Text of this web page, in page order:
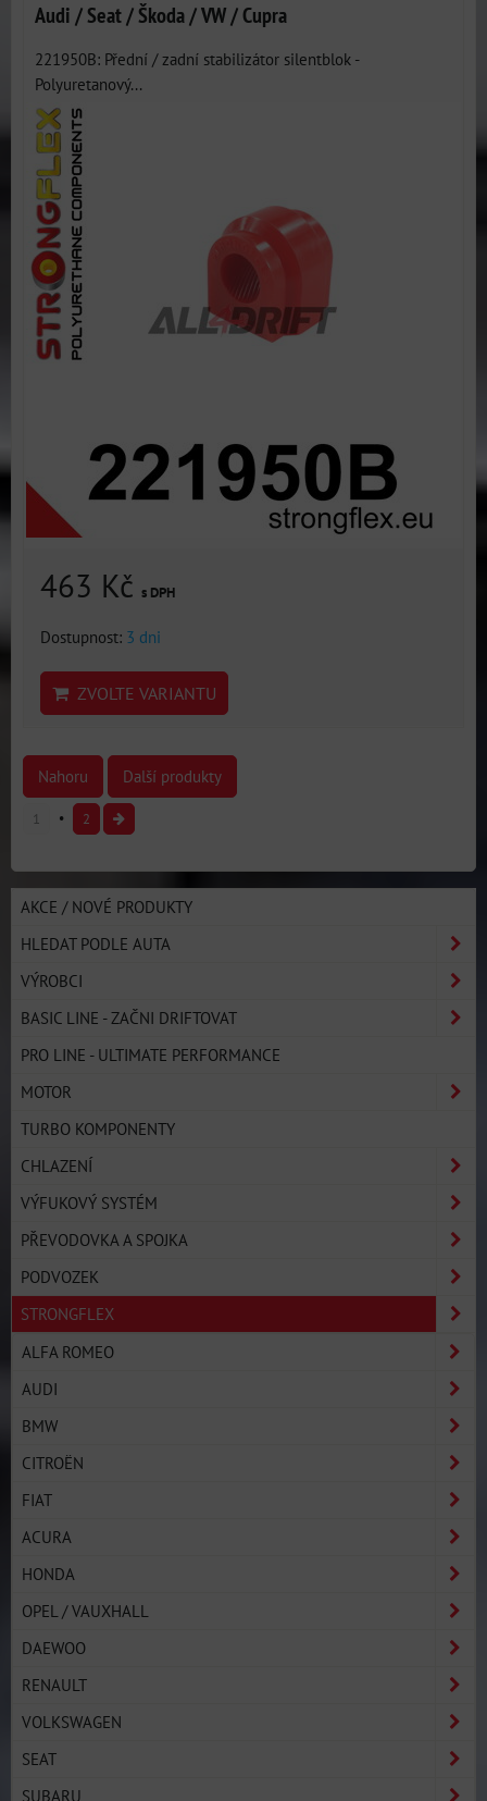
Audi / Seat / Škoda / VW / Cupra
221950B: Přední / zadní stabilizátor silentblok -
Polyuretanový...
463 Kč s DPH
Dostupnost: 3 dni
ZVOLTE VARIANTU
Nahoru Další produkty
1 2
AKCE / NOVÉ PRODUKTY
HLEDAT PODLE AUTA
VÝROBCI
BASIC LINE - ZAČNI DRIFTOVAT
PRO LINE - ULTIMATE PERFORMANCE
MOTOR
TURBO KOMPONENTY
CHLAZENÍ
VÝFUKOVÝ SYSTÉM
PŘEVODOVKA A SPOJKA
PODVOZEK
STRONGFLEX
ALFA ROMEO
AUDI
BMW
CITROËN
FIAT
ACURA
HONDA
OPEL / VAUXHALL
DAEWOO
RENAULT
VOLKSWAGEN
SEAT
SUBARU